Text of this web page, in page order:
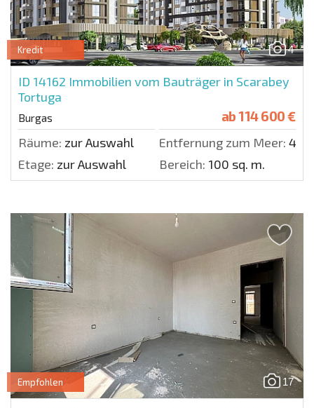
4
Kredit
ID 14162 Immobilien vom Bauträger in Scarabey
Tortuga
Burgas ab114 600 €
Räume: zur Auswahl Entfernung zum Meer:
Etage: zur Auswahl Bereich: 100 sq. m.
17
Empfohlen